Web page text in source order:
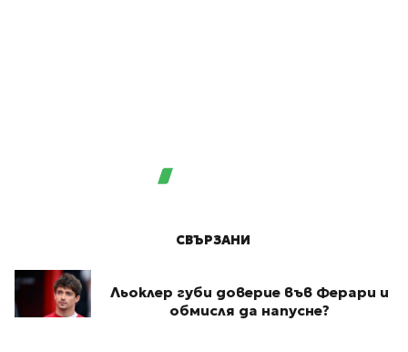
СВЪРЗАНИ
Льоклер губи доверие във Ферари и
обмисля да напусне?